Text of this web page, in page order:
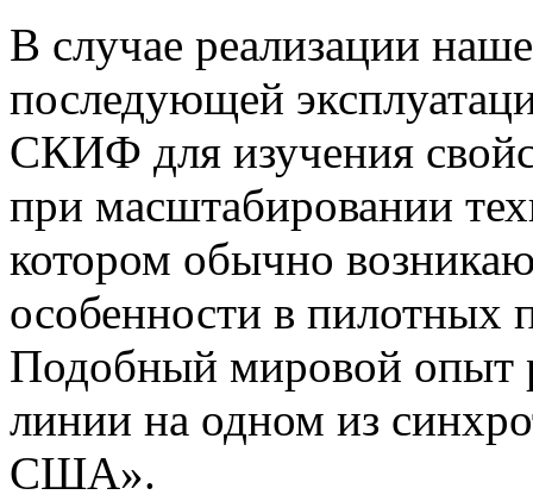
В случае реализации
последующей
СКИФ для изучения
при масштабировании
котором обычно
особенности в пилотных
Подобный мировой опыт
линии на одном из
США».